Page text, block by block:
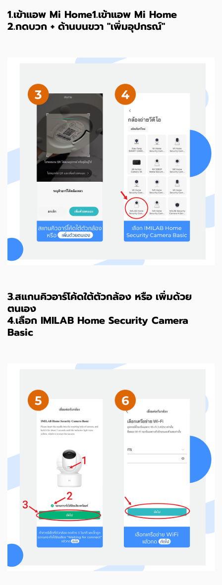
1.เข้าแอพ Mi Home1.เข้าแอพ Mi Home
2.กดบวก + ด้านบนขวา "เพิ่มอุปกรณ์"
3.สแกนคิวอาร์โค้ดใต้ตัวกล้อง หรือ เพิ่มด้วย
ตนเอง
4.เลือก IMILAB Home Security Camera
Basic